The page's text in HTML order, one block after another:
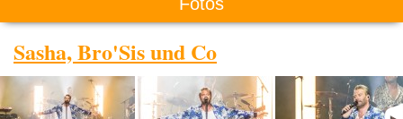
Sasha, Bro'Sis und Co